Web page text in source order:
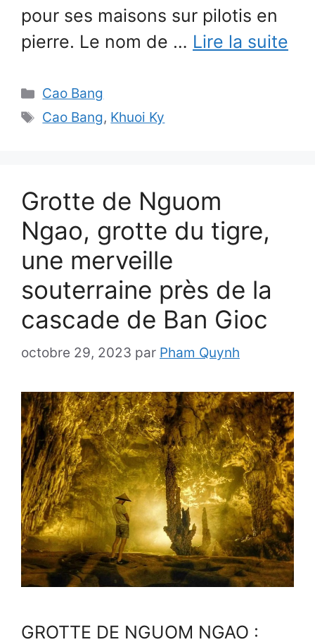
pour ses maisons sur pilotis en
pierre. Le nom de … Lire la suite
Catégories
Cao Bang
Étiquettes
Cao Bang, Khuoi Ky
Grotte de Nguom
Ngao, grotte du tigre,
une merveille
souterraine près de la
cascade de Ban Gioc
octobre 29, 2023 par Pham Quynh
GROTTE DE NGUOM NGAO :